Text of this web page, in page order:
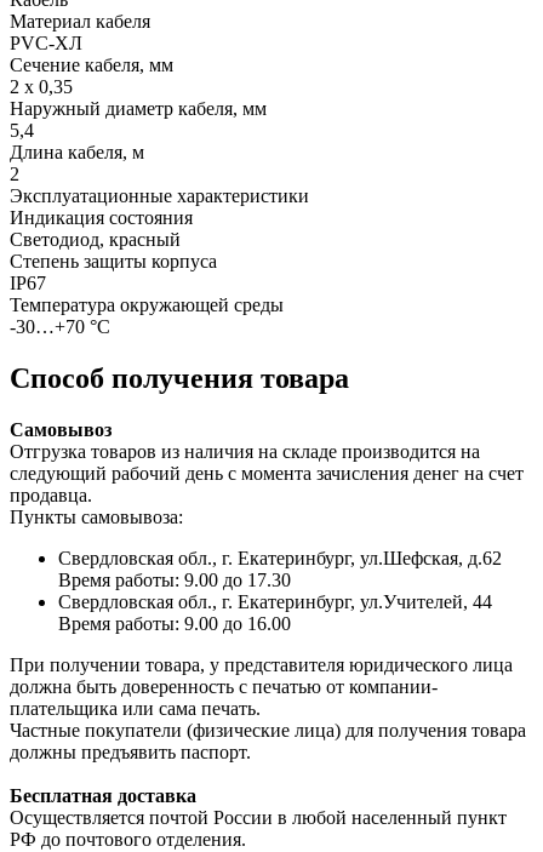
Материал кабеля
PVC-ХЛ
Сечение кабеля, мм
2 х 0,35
Наружный диаметр кабеля, мм
5,4
Длина кабеля, м
2
Эксплуатационные характеристики
Индикация состояния
Светодиод, красный
Степень защиты корпуса
IP67
Температура окружающей среды
-30…+70 °С
Способ получения товара
Самовывоз
Отгрузка товаров из наличия на складе производится на
следующий рабочий день с момента зачисления денег на счет
продавца.
Пункты самовывоза:
Свердловская обл., г. Екатеринбург, ул.Шефская, д.62
Время работы: 9.00 до 17.30
Свердловская обл., г. Екатеринбург, ул.Учителей, 44
Время работы: 9.00 до 16.00
При получении товара, у представителя юридического лица
должна быть доверенность с печатью от компании-
плательщика или сама печать.
Частные покупатели (физические лица) для получения товара
должны предъявить паспорт.
Бесплатная доставка
Осуществляется почтой России в любой населенный пункт
РФ до почтового отделения.